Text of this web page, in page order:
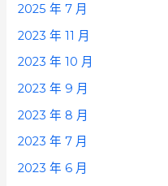
2025 年 7 月
2023 年 11 月
2023 年 10 月
2023 年 9 月
2023 年 8 月
2023 年 7 月
2023 年 6 月